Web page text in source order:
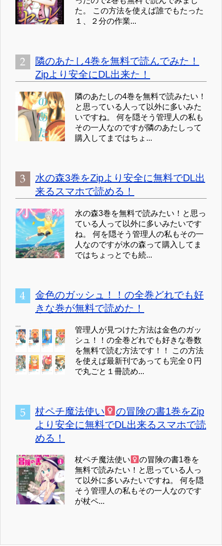
た。 この方法を使えば誰でもたった
１、２分の作業...
隣のあたし4巻を無料で読んでみた！
Zipより安全にDL出来た！
隣のあたしの4巻を無料で読みたい！
と思っている人って以外に多いみた
いですね。 何を隠そう管理人の私も
その一人なのですが隣のあたしって
購入してまではちょ...
水の森3巻をZipより安全に無料でDL出
来るスマホで読める！
水の森3巻を無料で読みたい！と思っ
ている人って以外に多いみたいです
ね。 何を隠そう管理人の私もその一
人なのですが水の森って購入してま
ではちょっとでも続...
金色のガッシュ！！の全巻どれでも好
きな巻が無料で読めた！
管理人が見つけた方法は金色のガッ
シュ！！の全巻どれでも好きな巻数
を無料で読む方法です！！ この方法
を使えば最新刊であっても完全０円
で丸ごと１冊読め...
杖ペチ魔法使い
の冒険の書1巻をZip
より安全に無料でDL出来るスマホで読
める！
杖ペチ魔法使い
の冒険の書1巻を
無料で読みたい！と思っている人っ
て以外に多いみたいですね。 何を隠
そう管理人の私もその一人なのです
が杖ペ...